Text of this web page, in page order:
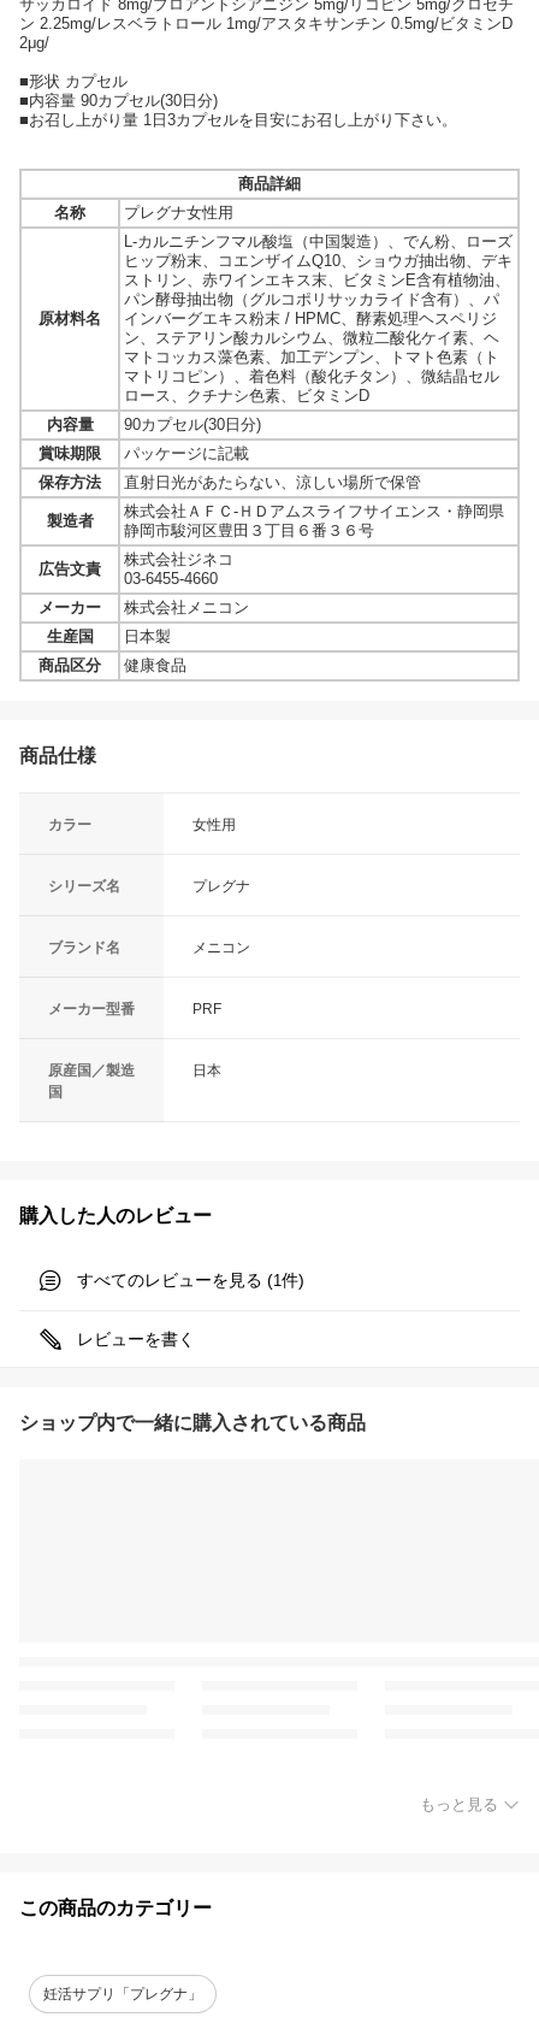
サッカロイド 8mg/プロアントシアニジン 5mg/リコピン 5mg/クロセチ
ン 2.25mg/レスベラトロール 1mg/アスタキサンチン 0.5mg/ビタミンD
2μg/
■形状 カプセル
■内容量 90カプセル(30日分)
■お召し上がり量 1日3カプセルを目安にお召し上がり下さい。
商品詳細
名称
プレグナ女性用
原材料名
L-カルニチンフマル酸塩（中国製造）、でん粉、ローズ
ヒップ粉末、コエンザイムQ10、ショウガ抽出物、デキ
ストリン、赤ワインエキス末、ビタミンE含有植物油、
パン酵母抽出物（グルコポリサッカライド含有）、パ
インバーグエキス粉末 / HPMC、酵素処理ヘスペリジ
ン、ステアリン酸カルシウム、微粒二酸化ケイ素、ヘ
マトコッカス藻色素、加工デンプン、トマト色素（ト
マトリコピン）、着色料（酸化チタン）、微結晶セル
ロース、クチナシ色素、ビタミンD
内容量
90カプセル(30日分)
賞味期限
パッケージに記載
保存方法
直射日光があたらない、涼しい場所で保管
製造者
株式会社ＡＦＣ-ＨＤアムスライフサイエンス・静岡県
静岡市駿河区豊田３丁目６番３６号
広告文責
株式会社ジネコ
03-6455-4660
メーカー
株式会社メニコン
生産国
日本製
商品区分
健康食品
商品仕様
カラー 女性用
シリーズ名 プレグナ
ブランド名 メニコン
メーカー型番 PRF
原産国／製造
国
日本
購入した人のレビュー
すべてのレビューを見る (1件)
レビューを書く
ショップ内で一緒に購入されている商品
もっと見る
この商品のカテゴリー
妊活サプリ「プレグナ」